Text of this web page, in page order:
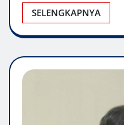
SELENGKAPNYA